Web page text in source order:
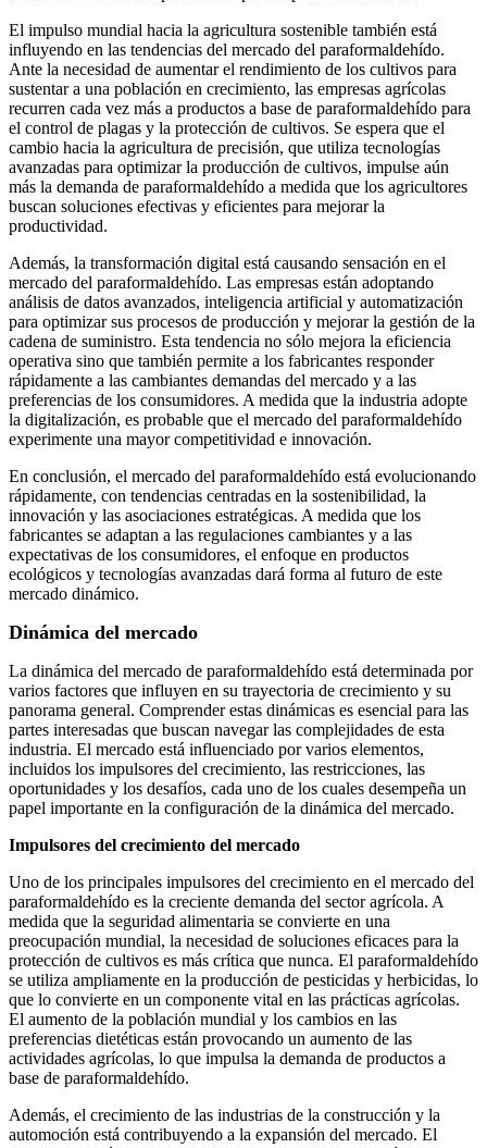
El impulso mundial hacia la agricultura sostenible también está
influyendo en las tendencias del mercado del paraformaldehído.
Ante la necesidad de aumentar el rendimiento de los cultivos para
sustentar a una población en crecimiento, las empresas agrícolas
recurren cada vez más a productos a base de paraformaldehído para
el control de plagas y la protección de cultivos. Se espera que el
cambio hacia la agricultura de precisión, que utiliza tecnologías
avanzadas para optimizar la producción de cultivos, impulse aún
más la demanda de paraformaldehído a medida que los agricultores
buscan soluciones efectivas y eficientes para mejorar la
productividad.
Además, la transformación digital está causando sensación en el
mercado del paraformaldehído. Las empresas están adoptando
análisis de datos avanzados, inteligencia artificial y automatización
para optimizar sus procesos de producción y mejorar la gestión de la
cadena de suministro. Esta tendencia no sólo mejora la eficiencia
operativa sino que también permite a los fabricantes responder
rápidamente a las cambiantes demandas del mercado y a las
preferencias de los consumidores. A medida que la industria adopte
la digitalización, es probable que el mercado del paraformaldehído
experimente una mayor competitividad e innovación.
En conclusión, el mercado del paraformaldehído está evolucionando
rápidamente, con tendencias centradas en la sostenibilidad, la
innovación y las asociaciones estratégicas. A medida que los
fabricantes se adaptan a las regulaciones cambiantes y a las
expectativas de los consumidores, el enfoque en productos
ecológicos y tecnologías avanzadas dará forma al futuro de este
mercado dinámico.
Dinámica del mercado
La dinámica del mercado de paraformaldehído está determinada por
varios factores que influyen en su trayectoria de crecimiento y su
panorama general. Comprender estas dinámicas es esencial para las
partes interesadas que buscan navegar las complejidades de esta
industria. El mercado está influenciado por varios elementos,
incluidos los impulsores del crecimiento, las restricciones, las
oportunidades y los desafíos, cada uno de los cuales desempeña un
papel importante en la configuración de la dinámica del mercado.
Impulsores del crecimiento del mercado
Uno de los principales impulsores del crecimiento en el mercado del
paraformaldehído es la creciente demanda del sector agrícola. A
medida que la seguridad alimentaria se convierte en una
preocupación mundial, la necesidad de soluciones eficaces para la
protección de cultivos es más crítica que nunca. El paraformaldehído
se utiliza ampliamente en la producción de pesticidas y herbicidas, lo
que lo convierte en un componente vital en las prácticas agrícolas.
El aumento de la población mundial y los cambios en las
preferencias dietéticas están provocando un aumento de las
actividades agrícolas, lo que impulsa la demanda de productos a
base de paraformaldehído.
Además, el crecimiento de las industrias de la construcción y la
automoción está contribuyendo a la expansión del mercado. El